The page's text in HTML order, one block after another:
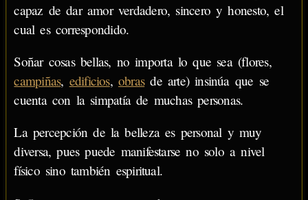
capaz de dar amor verdadero, sincero y honesto, el
cual es correspondido.
Soñar cosas bellas, no importa lo que sea (flores,
campiñas, edificios,obrasde arte) insinúa que se
cuenta con la simpatía de muchas personas.
La percepción de la belleza es personal y muy
diversa, pues puede manifestarse no solo a nivel
físico sino también espiritual.